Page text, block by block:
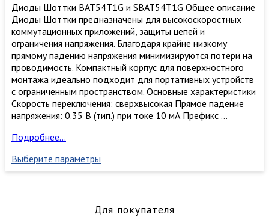
Диоды Шоттки BAT54T1G и SBAT54T1G Общее описание
Диоды Шоттки предназначены для высокоскоростных
коммутационных приложений, защиты цепей и
ограничения напряжения. Благодаря крайне низкому
прямому падению напряжения минимизируются потери на
проводимость. Компактный корпус для поверхностного
монтажа идеально подходит для портативных устройств
с ограниченным пространством. Основные характеристики
Скорость переключения: сверхвысокая Прямое падение
напряжения: 0.35 В (тип.) при токе 10 мА Префикс …
BAT54T1G
Шоттки
Schottky
Подробнее…
Выберите параметры
Для покупателя